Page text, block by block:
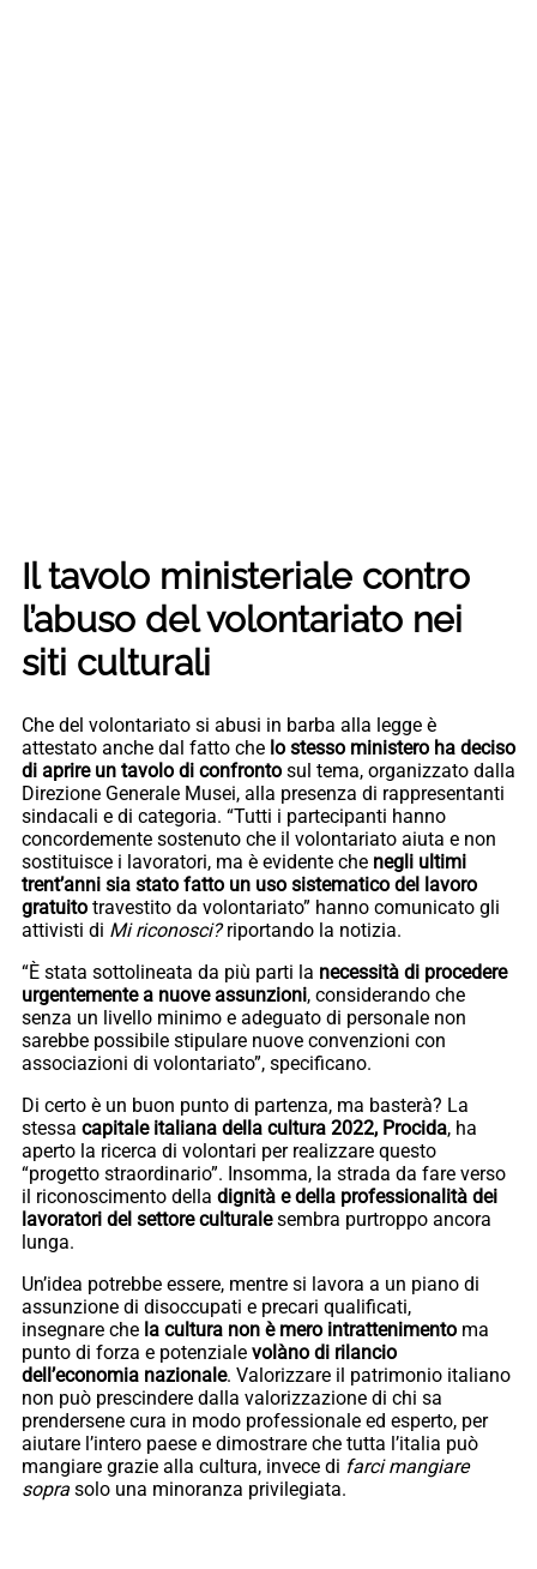
Il tavolo ministeriale contro
l’abuso del volontariato nei
siti culturali
Che del volontariato si abusi in barba alla legge è
attestato anche dal fatto che lo stesso ministero ha deciso
di aprire un tavolo di confronto sul tema, organizzato dalla
Direzione Generale Musei, alla presenza di rappresentanti
sindacali e di categoria. “Tutti i partecipanti hanno
concordemente sostenuto che il volontariato aiuta e non
sostituisce i lavoratori, ma è evidente che negli ultimi
trent’anni sia stato fatto un uso sistematico del lavoro
gratuito travestito da volontariato” hanno comunicato gli
attivisti di Mi riconosci?riportando la notizia.
“È stata sottolineata da più parti la necessità di procedere
urgentemente a nuove assunzioni, considerando che
senza un livello minimo e adeguato di personale non
sarebbe possibile stipulare nuove convenzioni con
associazioni di volontariato”, specificano.
Di certo è un buon punto di partenza, ma basterà? La
stessa capitale italiana della cultura 2022, Procida, ha
aperto la ricerca di volontari per realizzare questo
“progetto straordinario”. Insomma, la strada da fare verso
il riconoscimento della dignità e della professionalità dei
lavoratori del settore culturalesembra purtroppo ancora
lunga.
Un’idea potrebbe essere, mentre si lavora a un piano di
assunzione di disoccupati e precari qualificati,
insegnare che la cultura non è mero intrattenimento ma
punto di forza e potenziale volàno di rilancio
dell’economia nazionale. Valorizzare il patrimonio italiano
non può prescindere dalla valorizzazione di chi sa
prendersene cura in modo professionale ed esperto, per
aiutare l’intero paese e dimostrare che tutta l’italia può
mangiare grazie alla cultura, invece di farci mangiare
sopra solo una minoranza privilegiata.